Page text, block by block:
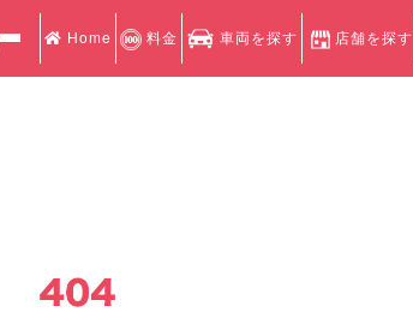
Home 料金 車両を探す 店舗を探す